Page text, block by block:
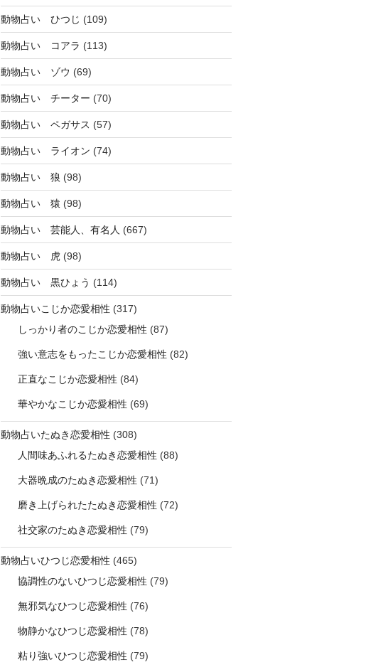
動物占い ひつじ (109)
動物占い コアラ (113)
動物占い ゾウ (69)
動物占い チーター (70)
動物占い ペガサス (57)
動物占い ライオン (74)
動物占い 狼 (98)
動物占い 猿 (98)
動物占い 芸能人、有名人 (667)
動物占い 虎(98)
動物占い 黒ひょう (114)
動物占いこじか恋愛相性 (317)
しっかり者のこじか恋愛相性 (87)
強い意志をもったこじか恋愛相性 (82)
正直なこじか恋愛相性 (84)
華やかなこじか恋愛相性 (69)
動物占いたぬき恋愛相性 (308)
人間味あふれるたぬき恋愛相性 (88)
大器晩成のたぬき恋愛相性 (71)
磨き上げられたたぬき恋愛相性 (72)
社交家のたぬき恋愛相性 (79)
動物占いひつじ恋愛相性 (465)
協調性のないひつじ恋愛相性 (79)
無邪気なひつじ恋愛相性 (76)
物静かなひつじ恋愛相性 (78)
粘り強いひつじ恋愛相性 (79)